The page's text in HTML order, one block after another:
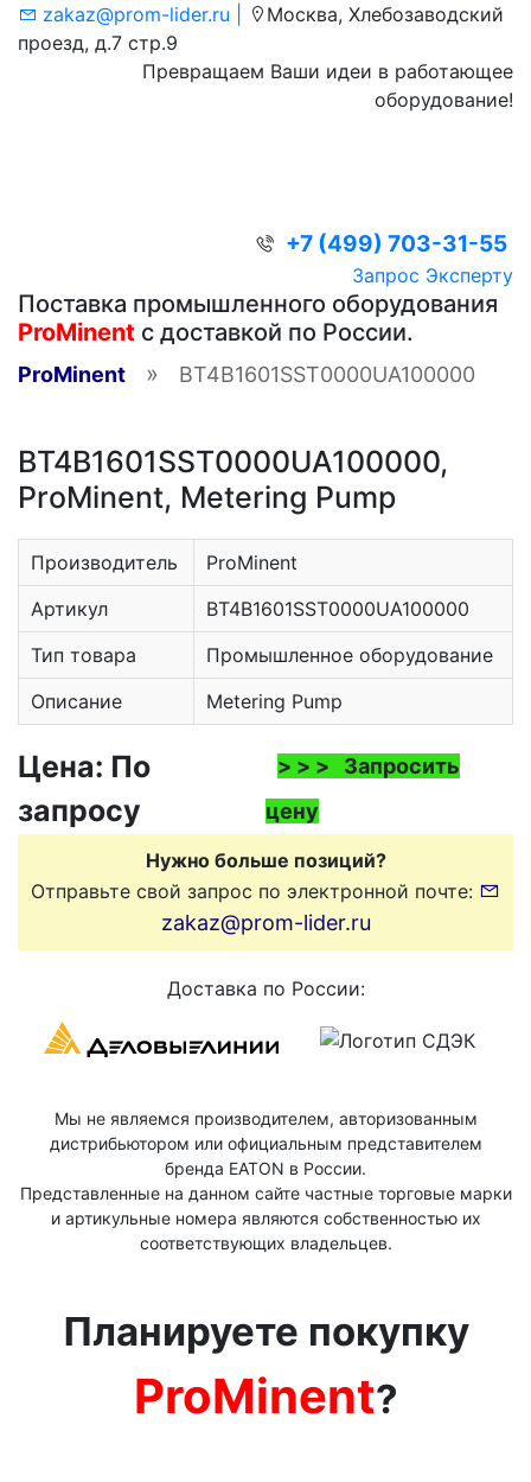
zakaz@prom-lider.ru |
Москва, Хлебозаводский
проезд, д.7 стр.9
Превращаем Ваши идеи в работающее
оборудование!
+7 (499) 703-31-55
Запрос Эксперту
Поставка промышленного оборудования
ProMinent с доставкой по России.
ProMinent » BT4B1601SST0000UA100000
BT4B1601SST0000UA100000,
ProMinent, Metering Pump
Производитель
ProMinent
Артикул
BT4B1601SST0000UA100000
Тип товара
Промышленное оборудование
Описание
Metering Pump
Цена: По
запросу
> > > Запросить
цену
Нужно больше позиций?
Отправьте свой запрос по электронной почте:
zakaz@prom-lider.ru
Доставка по России:
Мы не являемся производителем, авторизованным
дистрибьютором или официальным представителем
бренда ЕАТОN в России.
Представленные на данном сайте частные торговые марки
и артикульные номера являются собственностью их
соответствующих владельцев.
Планируете покупку
ProMinent?